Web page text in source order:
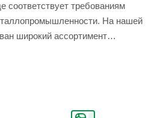
соответствует требованиям
На нашей
широкий ассортимент